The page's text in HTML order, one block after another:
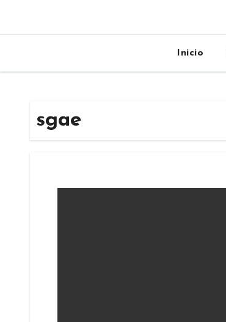
Inicio
sgae